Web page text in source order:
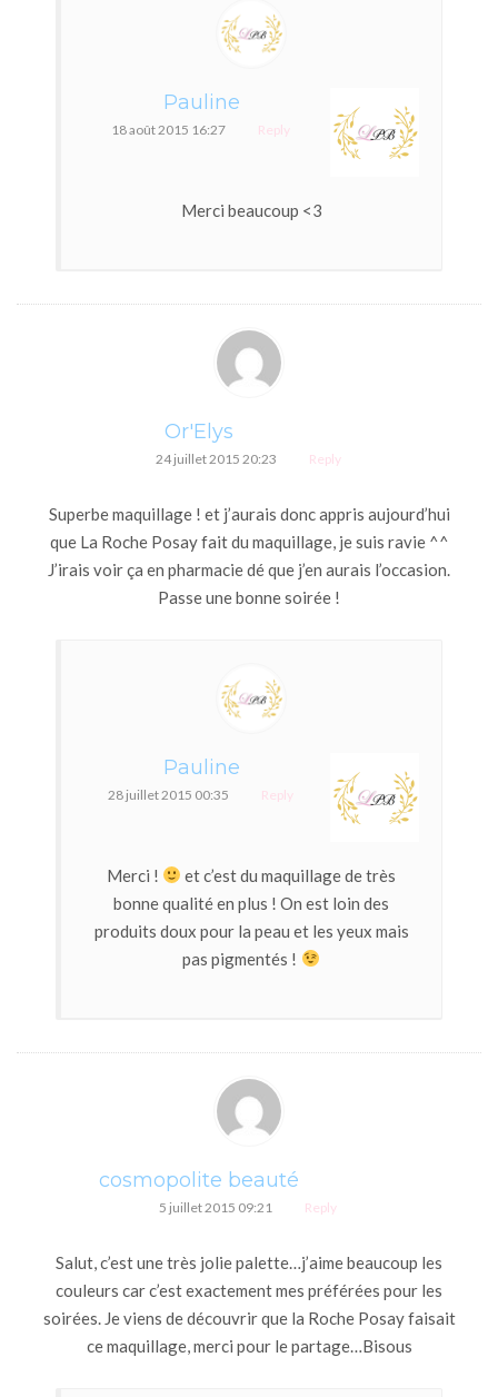
Pauline
18 août 2015 16:27 Reply
Merci beaucoup <3
Or'Elys
24 juillet 2015 20:23 Reply
Superbe maquillage ! et j’aurais donc appris aujourd’hui
que La Roche Posay fait du maquillage, je suis ravie ^^
J’irais voir ça en pharmacie dé que j’en aurais l’occasion.
Passe une bonne soirée !
Pauline
28 juillet 2015 00:35 Reply
Merci !
et c’est du maquillage de très
bonne qualité en plus ! On est loin des
produits doux pour la peau et les yeux mais
pas pigmentés !
cosmopolite beauté
5 juillet 2015 09:21 Reply
Salut, c’est une très jolie palette…j’aime beaucoup les
couleurs car c’est exactement mes préférées pour les
soirées. Je viens de découvrir que la Roche Posay faisait
ce maquillage, merci pour le partage…Bisous